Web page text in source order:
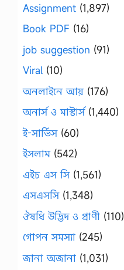
Assignment (1,897)
Book PDF (16)
job suggestion (91)
Viral (10)
অনলাইনে আয় (176)
অনার্স ও মাস্টার্স(1,440)
ই-সার্ভিস(60)
ইসলাম(542)
এইচ এস সি(1,561)
এসএসসি(1,348)
ঔষধি উদ্ভিদ ও প্রাণী (110)
গোপন সমস্যা (245)
জানা অজানা (1,031)